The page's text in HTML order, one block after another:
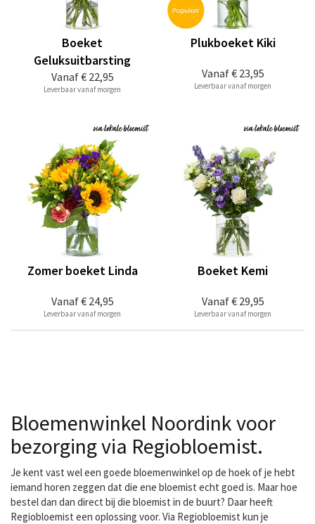
Vanaf€ 22,95
Boeket
Geluksuitbarsting
Leverbaar vanaf morgen
Vanaf€ 23,95
Plukboeket Kiki
Leverbaar vanaf morgen
Vanaf€ 24,95
Zomer boeket Linda
Leverbaar vanaf morgen
Vanaf€ 29,95
Boeket Kemi
Leverbaar vanaf morgen
Bloemenwinkel Noordink voor
bezorging via Regiobloemist.
Je kent vast wel een goede bloemenwinkel op de hoek of je hebt
iemand horen zeggen dat die ene bloemist echt goed is. Maar hoe
bestel dan dan direct bij die bloemist in de buurt? Daar heeft
Regiobloemist een oplossing voor. Via Regiobloemist kun je